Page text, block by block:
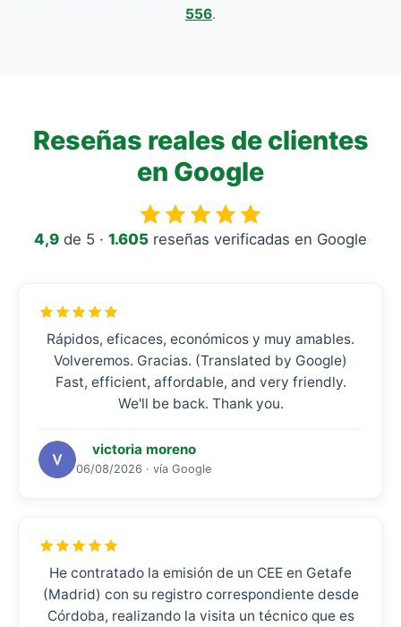
556.
Reseñas reales de clientes
en Google
4,9 de 5 · 1.605 reseñas verificadas en Google
Rápidos, eficaces, económicos y muy amables.
Volveremos. Gracias. (Translated by Google)
Fast, efficient, affordable, and very friendly.
We'll be back. Thank you.
victoria moreno
06/08/2026 · vía Google
He contratado la emisión de un CEE en Getafe
(Madrid) con su registro correspondiente desde
Córdoba, realizando la visita un técnico que es